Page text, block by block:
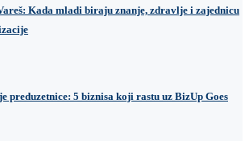
Kada mladi biraju znanje, zdravlje i zajednicu
preduzetnice: 5 biznisa koji rastu uz BizUp Goes